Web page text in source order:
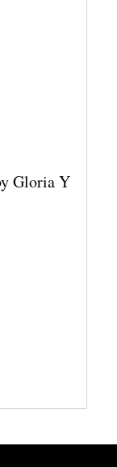
Gloria Y